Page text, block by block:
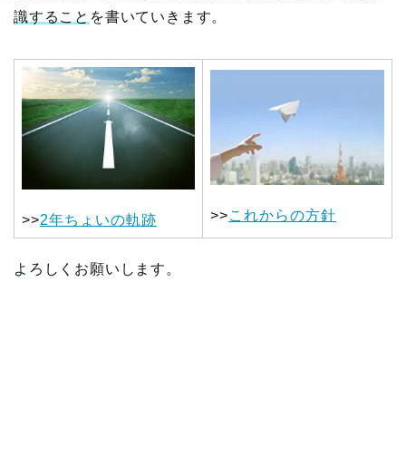
識すること を書いていきます。
>>2年ちょいの軌跡 >>これからの方針
よろしくお願いします。